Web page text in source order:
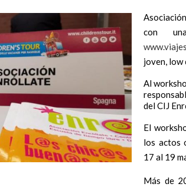
con
joven, low
Al
del CIJ
El
los actos
17 al 19
Más de